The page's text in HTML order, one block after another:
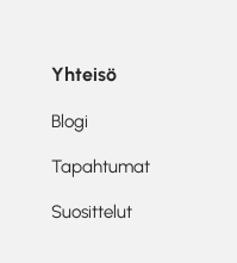
Yhteisö
Blogi
Tapahtumat
Suosittelut